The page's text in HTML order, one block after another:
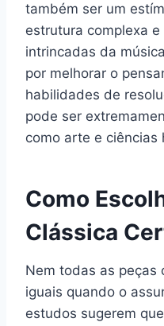
também ser um
estrutura complexa
intrincadas da
por melhorar o
habilidades de
pode ser
como arte e ciências
Como
Clássica
Nem todas as peças
iguais quando o
estudos sugerem